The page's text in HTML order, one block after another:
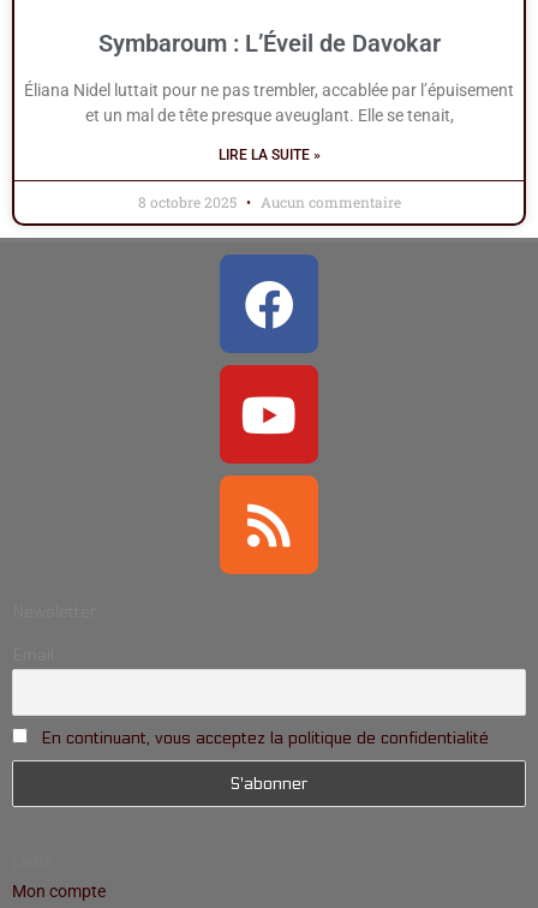
Symbaroum : L’Éveil de Davokar
Éliana Nidel luttait pour ne pas trembler, accablée par l’épuisement
et un mal de tête presque aveuglant. Elle se tenait,
LIRE LA SUITE »
8 octobre 2025 Aucun commentaire
Facebook
Youtube
Rss
En continuant, vous acceptez la politique de confidentialité
Mon compte